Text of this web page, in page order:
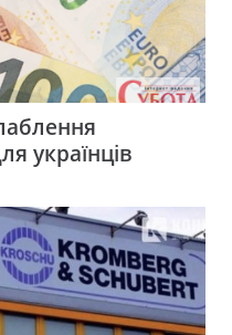
українців